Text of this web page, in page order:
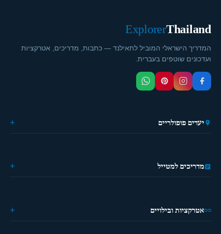
Thailand
Explorer
המדריך הישראלי המוביל לתאילנד — כתבות, מדריכים, אטרקציות
ועדכונים שוטפים בעברית.
יעדים פופולריים
🎭 פאטייה
⛵ קראבי
מדריכים למטייל
מטיילים פעם ראשונה?
מדריך מאכלים
אטרקציות ובילויים